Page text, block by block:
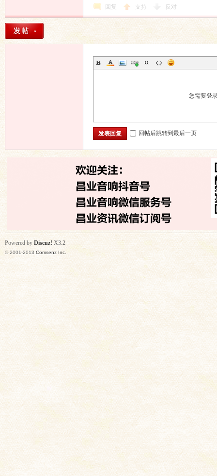
回复 支持 反对
您需要登
发表回复 回帖后跳转到最后一页
Powered by Discuz! X3.2
© 2001-2013 Comsenz Inc.